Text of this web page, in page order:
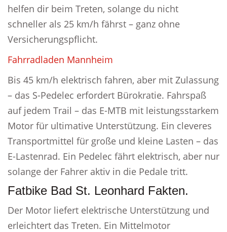
helfen dir beim Treten, solange du nicht
schneller als 25 km/h fährst – ganz ohne
Versicherungspflicht.
Fahrradladen Mannheim
Bis 45 km/h elektrisch fahren, aber mit Zulassung
– das S-Pedelec erfordert Bürokratie. Fahrspaß
auf jedem Trail – das E-MTB mit leistungsstarkem
Motor für ultimative Unterstützung. Ein cleveres
Transportmittel für große und kleine Lasten – das
E-Lastenrad. Ein Pedelec fährt elektrisch, aber nur
solange der Fahrer aktiv in die Pedale tritt.
Fatbike Bad St. Leonhard Fakten.
Der Motor liefert elektrische Unterstützung und
erleichtert das Treten. Ein Mittelmotor